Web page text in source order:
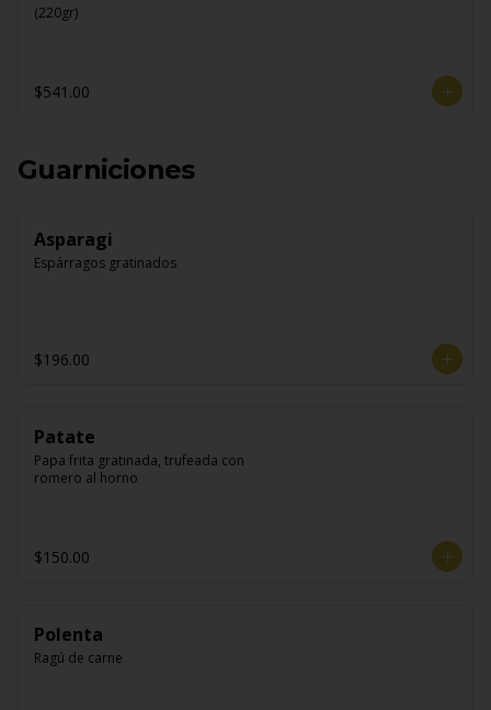
(220gr)
$541.00
Guarniciones
Asparagi
Espárragos gratinados
$196.00
Patate
Papa frita gratinada, trufeada con
romero al horno
$150.00
Polenta
Ragú de carne